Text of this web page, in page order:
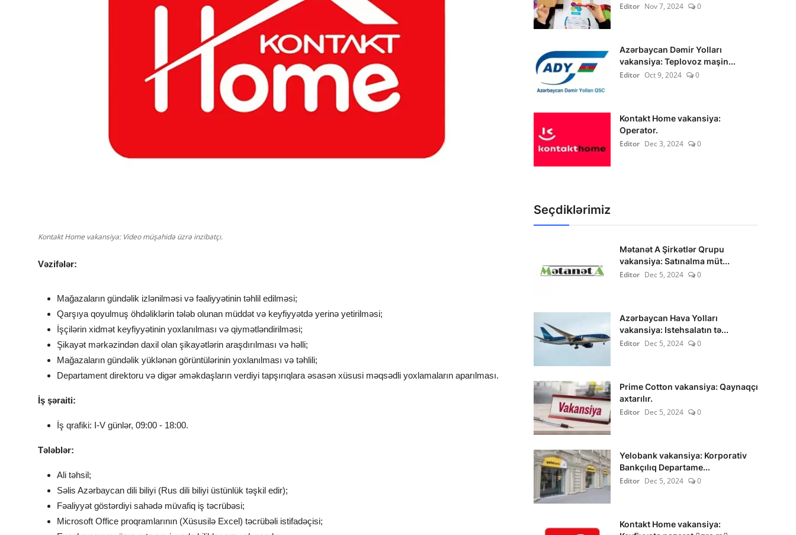
Kontakt Home vakansiya: Video müşahidə üzrə inzibatçı.
Vəzifələr:
Mağazaların gündəlik izlənilməsi və fəaliyyətinin təhlil edilməsi;
Qarşıya qoyulmuş öhdəliklərin tələb olunan müddət və keyfiyyətdə yerinə yetirilməsi;
İşçilərin xidmət keyfiyyətinin yoxlanılması və qiymətləndirilməsi;
Şikayət mərkəzindən daxil olan şikayətlərin araşdırılması və həlli;
Mağazaların gündəlik yüklənən görüntülərinin yoxlanılması və təhlili;
Departament direktoru və digər əməkdaşların verdiyi tapşırıqlara əsasən xüsusi məqsədli yoxlamaların aparılması.
İş şəraiti:
İş qrafiki: I-V günlər, 09:00 - 18:00.
Tələblər:
Ali təhsil;
Səlis Azərbaycan dili biliyi (Rus dili biliyi üstünlük təşkil edir);
Fəaliyyət göstərdiyi sahədə müvafiq iş təcrübəsi;
Microsoft Office proqramlarının (Xüsusilə Excel) təcrübəli istifadəçisi;
Editor Nov 7, 2024 0
Azərbaycan Dəmir Yolları
vakansiya: Teplovoz maşin...
Editor Oct 9, 2024 0
Kontakt Home vakansiya:
Operator.
Editor Dec 3, 2024 0
Seçdiklərimiz
Mətanət A Şirkətlər Qrupu
vakansiya: Satınalma müt...
Editor Dec 5, 2024 0
Azərbaycan Hava Yolları
vakansiya: Istehsalatın tə...
Editor Dec 5, 2024 0
Prime Cotton vakansiya: Qaynaqçı
axtarılır.
Editor Dec 5, 2024 0
Yelobank vakansiya: Korporativ
Bankçılıq Departame...
Editor Dec 5, 2024 0
Kontakt Home vakansiya: